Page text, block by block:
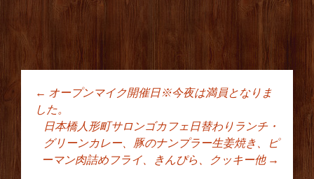
投稿ナビゲーショ
ン
← オープンマイク開催日※今夜は満員となりま
した。
日本橋人形町サロンゴカフェ日替わりランチ・
グリーンカレー、豚のナンプラー生姜焼き、ピ
ーマン肉詰めフライ、きんぴら、クッキー他 →